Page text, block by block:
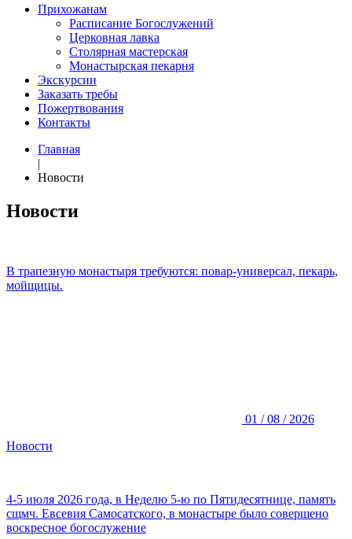
Прихожанам
Расписание Богослужений
Церковная лавка
Столярная мастерская
Монастырская пекарня
Экскурсии
Заказать требы
Пожертвования
Контакты
Главная
|
Новости
Новости
В трапезную монастыря требуются: повар-универсал, пекарь,
мойщицы.
01 / 08 / 2026
Новости
4-5 июля 2026 года, в Неделю 5-ю по Пятидесятнице, память
сщмч. Евсевия Самосатского, в монастыре было совершено
воскресное богослужение